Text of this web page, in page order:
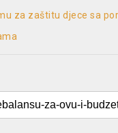
za zaštitu djece sa